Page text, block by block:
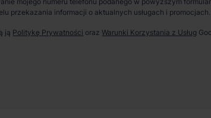
przekazania informacji o aktualnych usługach i promocjach.
ją Politykę Prywatności orazWarunki Korzystania z Usług